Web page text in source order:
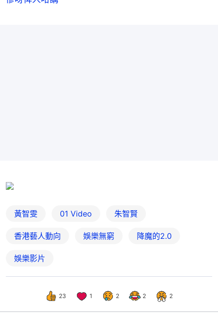
黃智雯 01 Video 朱智賢
香港藝人動向 娛樂無窮 降魔的2.0
娛樂影片
23 1 2 2 2